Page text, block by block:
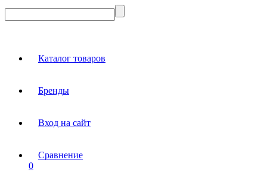
Каталог товаров
Бренды
Вход на сайт
Сравнение
0